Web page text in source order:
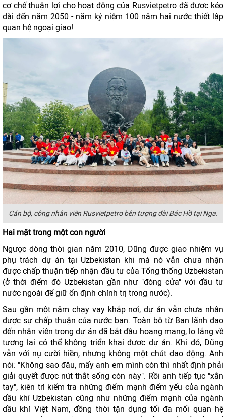
cơ chế thuận lợi cho hoạt động của Rusvietpetro đã được kéo
dài đến năm 2050 - năm kỷ niệm 100 năm hai nước thiết lập
quan hệ ngoại giao!
Cán bộ, công nhân viên Rusvietpetro bên tượng đài Bác Hồ tại Nga.
Hai mặt trong một con người
Ngược dòng thời gian năm 2010, Dũng được giao nhiệm vụ
phụ trách dự án tại Uzbekistan khi mà nó vẫn chưa nhận
được chấp thuận tiếp nhận đầu tư của Tổng thống Uzbekistan
(ở thời điểm đó Uzbekistan gần như "đóng cửa" với đầu tư
nước ngoài để giữ ổn định chính trị trong nước).
Sau gần một năm chạy vạy khắp nơi, dự án vẫn chưa nhận
được sự chấp thuận của nước bạn. Toàn bộ từ Ban lãnh đạo
đến nhân viên trong dự án đã bắt đầu hoang mang, lo lắng về
tương lai có thể không triển khai được dự án. Khi đó, Dũng
vẫn với nụ cười hiền, nhưng không một chút dao động. Anh
nói: "Không sao đâu, mấy anh em mình còn thì nhất định phải
giải quyết được nút thắt sống còn này". Rồi anh tiếp tục "xắn
tay", kiên trì kiểm tra những điểm mạnh điểm yếu của ngành
dầu khí Uzbekistan cũng như những điểm mạnh của ngành
dầu khí Việt Nam, đồng thời tận dụng tối đa mối quan hệ